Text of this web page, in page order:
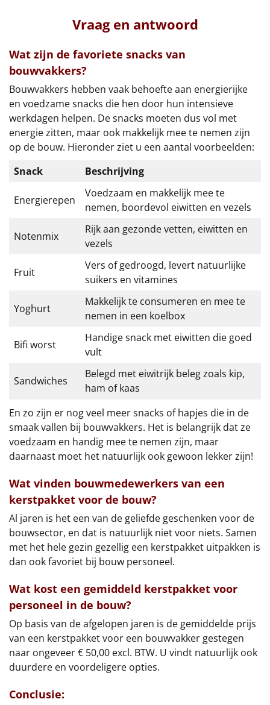
Vraag en antwoord
Wat zijn de favoriete snacks van
bouwvakkers?
Bouwvakkers hebben vaak behoefte aan energierijke
en voedzame snacks die hen door hun intensieve
werkdagen helpen. De snacks moeten dus vol met
energie zitten, maar ook makkelijk mee te nemen zijn
op de bouw. Hieronder ziet u een aantal voorbeelden:
Snack
Beschrijving
Energierepen
Voedzaam en makkelijk mee te
nemen, boordevol eiwitten en vezels
Notenmix
Rijk aan gezonde vetten, eiwitten en
vezels
Fruit
Vers of gedroogd, levert natuurlijke
suikers en vitamines
Yoghurt
Makkelijk te consumeren en mee te
nemen in een koelbox
Bifi worst
Handige snack met eiwitten die goed
vult
Sandwiches
Belegd met eiwitrijk beleg zoals kip,
ham of kaas
En zo zijn er nog veel meer snacks of hapjes die in de
smaak vallen bij bouwvakkers. Het is belangrijk dat ze
voedzaam en handig mee te nemen zijn, maar
daarnaast moet het natuurlijk ook gewoon lekker zijn!
Wat vinden bouwmedewerkers van een
kerstpakket voor de bouw?
Al jaren is het een van de geliefde geschenken voor de
bouwsector, en dat is natuurlijk niet voor niets. Samen
met het hele gezin gezellig een kerstpakket uitpakken is
dan ook favoriet bij bouw personeel.
Wat kost een gemiddeld kerstpakket voor
personeel in de bouw?
Op basis van de afgelopen jaren is de gemiddelde prijs
van een kerstpakket voor een bouwvakker gestegen
naar ongeveer € 50,00 excl. BTW. U vindt natuurlijk ook
duurdere en voordeligere opties.
Conclusie: